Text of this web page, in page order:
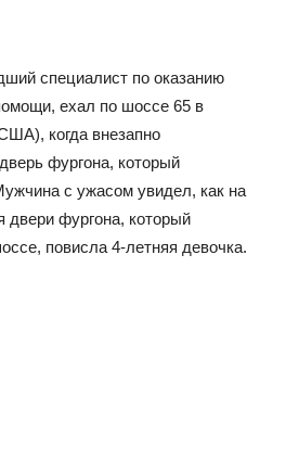
специалист по оказанию
ехал по шоссе 65 в
когда внезапно
фургона, который
с ужасом увидел, как на
двери фургона, который
повисла 4-летняя девочка.